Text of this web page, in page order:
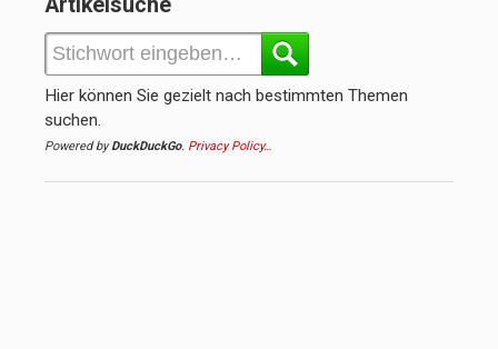
Artikelsuche
Hier können Sie gezielt nach bestimmten Themen
suchen.
Powered byDuckDuckGo. Privacy Policy…